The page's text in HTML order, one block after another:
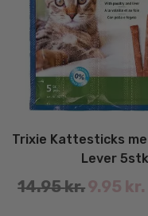
Trixie Kattesticks
Lever 5stk
14.95kr. Original
9.95 kr.